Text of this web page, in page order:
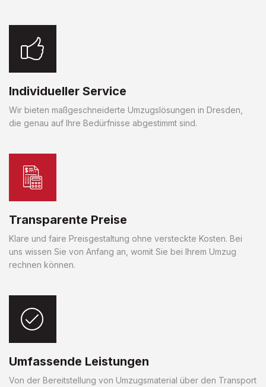
Individueller Service
Wir bieten maßgeschneiderte Umzugslösungen in Dresden,
die genau auf Ihre Bedürfnisse abgestimmt sind.
Transparente Preise
Klare und faire Preisgestaltung ohne versteckte Kosten. Bei
uns wissen Sie von Anfang an, womit Sie bei Ihrem Umzug
rechnen können.
Umfassende Leistungen
Von der Bereitstellung von Umzugsmaterial über den Transport